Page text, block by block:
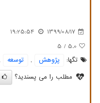
1399/08/17
19:25:54
5.0
/ 5
تگها:
پژوهش , توسعه
مطلب را می پسندید؟